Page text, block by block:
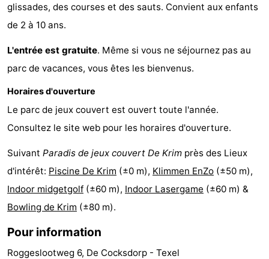
Plus
de
vue
nuit
-
Bosch
Zee
-
Vlijt
Hoeve
Holland
-
Land
Zeezicht
-
Strandplevier
Campings
glissades, des courses et des sauts. Convient aux enfants
de 2 à 10 ans.
L'entrée est gratuite. Même si vous ne séjournez pas au
parc de vacances, vous êtes les bienvenus.
Horaires d'ouverture
Le parc de jeux couvert est ouvert toute l'année.
Consultez le site web pour les horaires d'ouverture.
Suivant Paradis de jeux couvert De Krim près des Lieux
d'intérêt: Piscine De Krim (±0 m), Klimmen EnZo (±50 m),
Indoor midgetgolf (±60 m), Indoor Lasergame (±60 m) &
Bowling de Krim (±80 m).
Pour information
Roggeslootweg 6, De Cocksdorp - Texel